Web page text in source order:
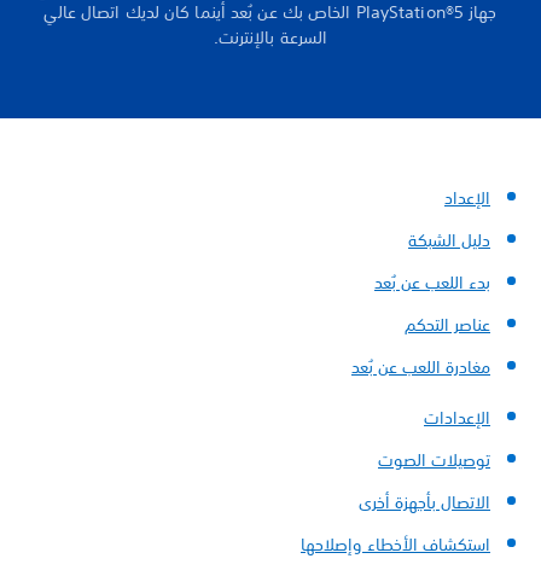
جهاز PlayStation®5‎ الخاص بك عن بُعد أينما كان لديك اتصال عالي
السرعة بالإنترنت.
الإعداد
دليل الشبكة
بدء اللعب عن بُعد
عناصر التحكم
مغادرة اللعب عن بُعد
الإعدادات
توصيلات الصوت
الاتصال بأجهزة أخرى
استكشاف الأخطاء وإصلاحها